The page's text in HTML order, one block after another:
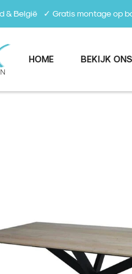
& België⠀✓ Gratis montage op
HOME BEKIJK